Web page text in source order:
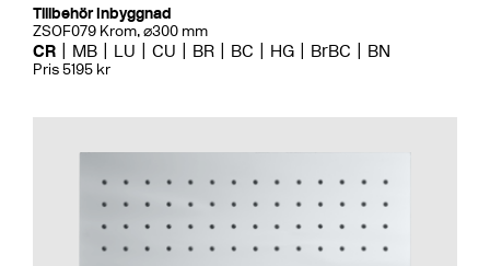
Tillbehör Inbyggnad
ZSOF079 Krom, ⌀300 mm
CR MB LU CU BR BC HG BrBC BN
Pris 5195 kr